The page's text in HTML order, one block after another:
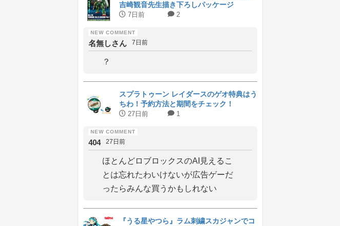
吉崎観音先生描き下ろしパッケージ
7日前 2
名無しさん 7日前
？
スプラトゥーン レイダースのゲオ特典はう
ちわ！予約方法と期間をチェック！
27日前 1
404 27日前
ほとんどロブロックスのAI見えるこ
とは忘れたわいけないが広告ゲーだ
ったらみんな買うかもしれない
『うる星やつら』ラム刺繍スカジャンでコ